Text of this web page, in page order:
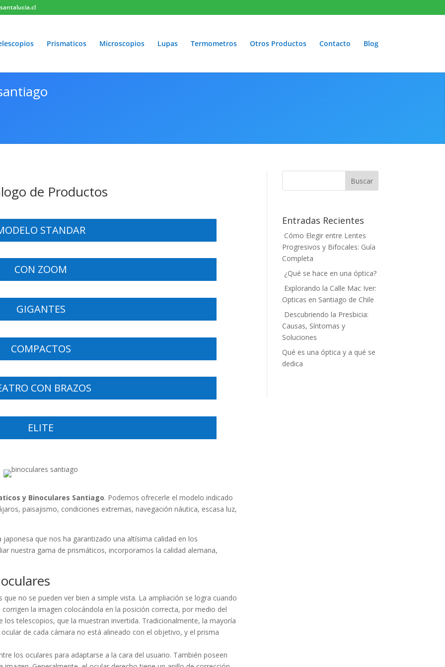
Prismaticos Microscopios Lupas Termometros Otros Productos Contacto Blog
de Productos
STANDAR
CON ZOOM
GIGANTES
COMPACTOS
CON BRAZOS
ELITE
y Binoculares Santiago. Podemos ofrecerle el modelo indicado
paisajismo, condiciones extremas, navegación náutica, escasa luz,
que nos ha garantizado una altísima calidad en los
nuestra gama de prismáticos, incorporamos la calidad alemana,
no se pueden ver bien a simple vista. La ampliación se logra cuando
la imagen colocándola en la posición correcta, por medio del
telescopios, que la muestran invertida. Tradicionalmente, la mayoría
de cada cámara no está alineado con el objetivo, y el prisma
los oculares para adaptarse a la cara del usuario. También poseen
Entradas Recientes
Cómo Elegir entre Lentes
Progresivos y Bifocales: Guía
Completa
¿Qué se hace en una óptica?
Explorando la Calle Mac Iver:
Opticas en Santiago de Chile
Descubriendo la Presbicia:
Causas, Síntomas y
Soluciones
Qué es una óptica y a qué se
dedica